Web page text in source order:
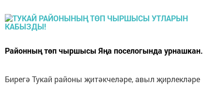
Районның төп чыршысы Яңа поселогында урнашкан.
Бирегә Тукай районы җитәкчеләре, авыл җирлекләре